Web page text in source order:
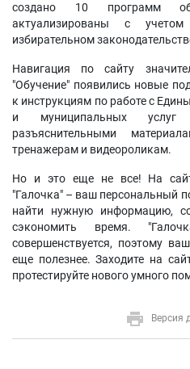
создано 10 программ
актуализированы с
избирательном
Навигация по сайту
"Обучение" появились новые
к инструкциям по работе с
и муниципальных услуг
разъяснительными
тренажерам и видеороликам.
Но и это еще не все! На
"Галочка" – ваш персональный
найти нужную информацию,
сэкономить время.
совершенствуется, поэтому
еще полезнее. Заходите на
протестируйте нового умного
Версия